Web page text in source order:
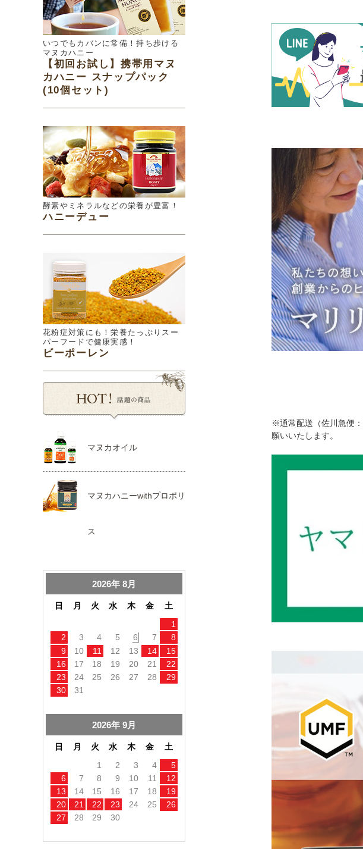
いつでもカバンに常備！持ち歩ける
マヌカハニー
【初回お試し】携帯用マヌ
カハニー スナップパック
(10個セット)
酵素やミネラルなどの栄養が豊富！
ハニーデュー
花粉症対策にも！栄養たっぷりスー
パーフードで健康実感！
ビーポーレン
マヌカオイル
マヌカハニーwithプロポリ
ス
※通常配送（佐川急便
願いいたします。